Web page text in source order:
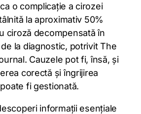
o complicație a cirozei
la aproximativ 50%
ciroză decompensată în
la diagnostic, potrivit The
Cauzele pot fi, însă, și
corectă și îngrijirea
fi gestionată.
informații esențiale